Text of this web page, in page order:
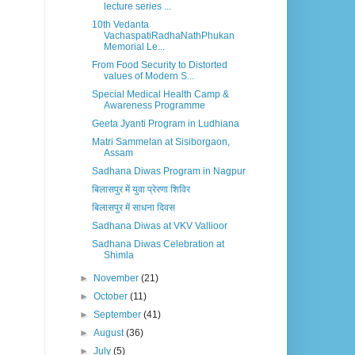
lecture series ...
10th Vedanta
VachaspatiRadhaNathPhukan
Memorial Le...
From Food Security to Distorted
values of Modern S...
Special Medical Health Camp &
Awareness Programme
Geeta Jyanti Program in Ludhiana
Matri Sammelan at Sisiborgaon,
Assam
Sadhana Diwas Program in Nagpur
बिलासपुर में युवा प्रेरणा शिविर
बिलासपुर में साधना दिवस
Sadhana Diwas at VKV Vallioor
Sadhana Diwas Celebration at
Shimla
► November(21)
►October(11)
►September(41)
►August(36)
►July(5)